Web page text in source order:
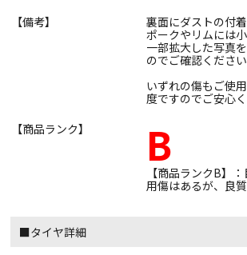
【備考】
裏面にダストの付
ポークやリムには
一部拡大した写真
のでご確認ください
いずれの傷もご使
度ですのでご安心く
【商品ランク】
B
【商品ランクB】
用傷はあるが、良
■タイヤ詳細